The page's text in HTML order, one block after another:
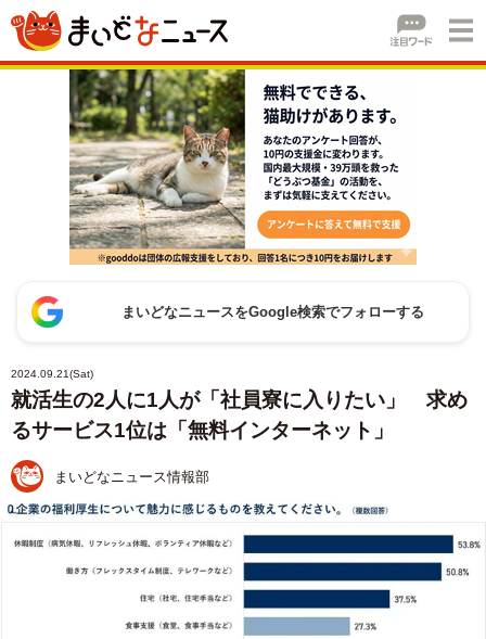
まいどなニュースをGoogle検索でフォローする
2024.09.21(Sat)
就活生の2人に1人が「社員寮に入りたい」 求め
るサービス1位は「無料インターネット」
まいどなニュース情報部